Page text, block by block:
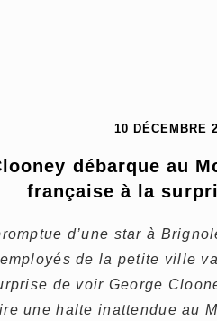
10 DÉCEMBRE
débarque au
française à la
d’une star à
de la petite ville
de voir George
une halte inattendue au